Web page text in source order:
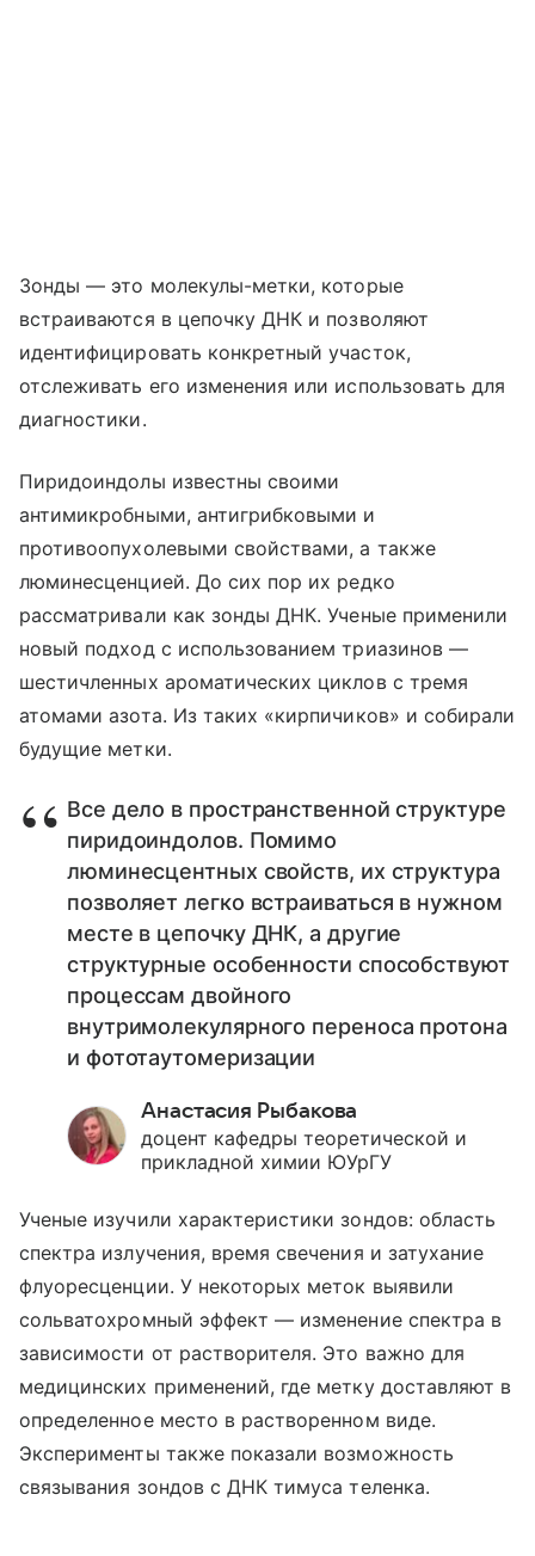
Зонды — это молекулы-метки, которые
встраиваются в цепочку ДНК и позволяют
идентифицировать конкретный участок,
отслеживать его изменения или использовать для
диагностики.
Пиридоиндолы известны своими
антимикробными, антигрибковыми и
противоопухолевыми свойствами, а также
люминесценцией. До сих пор их редко
рассматривали как зонды ДНК. Ученые применили
новый подход с использованием триазинов —
шестичленных ароматических циклов с тремя
атомами азота. Из таких «кирпичиков» и собирали
будущие метки.
Все дело в пространственной структуре
пиридоиндолов. Помимо
люминесцентных свойств, их структура
позволяет легко встраиваться в нужном
месте в цепочку ДНК, а другие
структурные особенности способствуют
процессам двойного
внутримолекулярного переноса протона
и фототаутомеризации
Анастасия Рыбакова
доцент кафедры теоретической и
прикладной химии ЮУрГУ
Ученые изучили характеристики зондов: область
спектра излучения, время свечения и затухание
флуоресценции. У некоторых меток выявили
сольватохромный эффект — изменение спектра в
зависимости от растворителя. Это важно для
медицинских применений, где метку доставляют в
определенное место в растворенном виде.
Эксперименты также показали возможность
связывания зондов с ДНК тимуса теленка.